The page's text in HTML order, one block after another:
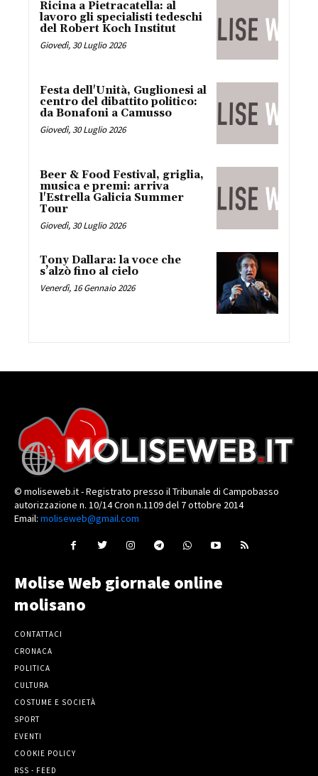
Ricina a Pietracatella: al
lavoro gli specialisti tedeschi
del Robert Koch Institut
Giovedì, 30 Luglio 2026
Festa dell'Unità, Guglionesi al
centro del dibattito politico:
da Bonafoni a Camusso
Giovedì, 30 Luglio 2026
Beer & Food Festival, griglia,
musica e premi: arriva
l'Estrella Galicia Summer
Tour
Giovedì, 30 Luglio 2026
Tony Dallara: la voce che
s’alzò fino al cielo
Venerdì, 16 Gennaio 2026
© moliseweb.it - Registrato presso il Tribunale di Campobasso
autorizzazione n. 10/14 Cron n.1109 del 7 ottobre 2014
Email: moliseweb@gmail.com
Molise Web giornale online
molisano
CONTATTACI
CRONACA
POLITICA
CULTURA
COSTUME E SOCIETÀ
SPORT
EVENTI
COOKIE POLICY
RSS - FEED